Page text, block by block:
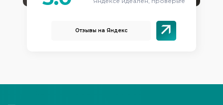
Отзывы на Яндекс